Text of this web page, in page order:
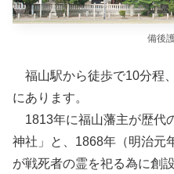
備後
福山駅から徒歩で10分程
にあります。
1813年に福山藩主が歴代
神社」と、1868年（明治元
が戦死者の霊を祀る為に創